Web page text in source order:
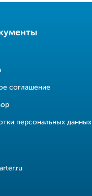
соглашение
персональных данных